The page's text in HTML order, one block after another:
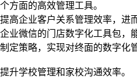
个方面的高效管理工具。
提高企业客户关系管理效率，进
企业微信的门店数字化工具包，
制定策略，实现对终面的数字化
提升学校管理和家校沟通效率。